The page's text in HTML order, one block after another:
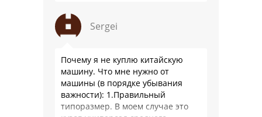
почти все китайские
производители работают …
Sergei
Почему я не куплю китайскую
машину. Что мне нужно от
машины (в порядке убывания
важности): 1.Правильный
типоразмер. В моем случае это